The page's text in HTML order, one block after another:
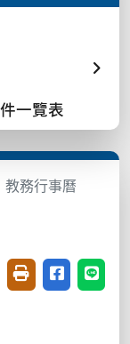
一覽表
教務行事曆
友善列印(開新視
分享至臉書
分享